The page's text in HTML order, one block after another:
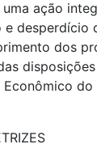
ação
desperdício
dos
do